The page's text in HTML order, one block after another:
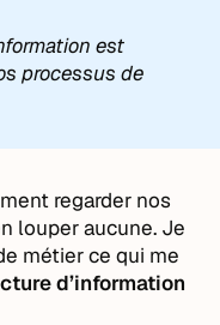
est
processus de
regarder nos
louper aucune. Je
métier ce qui me
d’information